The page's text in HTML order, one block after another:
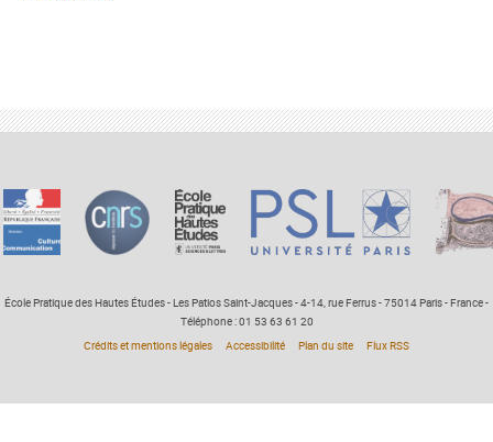
École Pratique des Hautes Études - Les Patios Saint-Jacques - 4-14, rue Ferrus - 75014 Paris - France -
Téléphone : 01 53 63 61 20
Crédits et mentions légales
Accessibilité Plan du site Flux RSS